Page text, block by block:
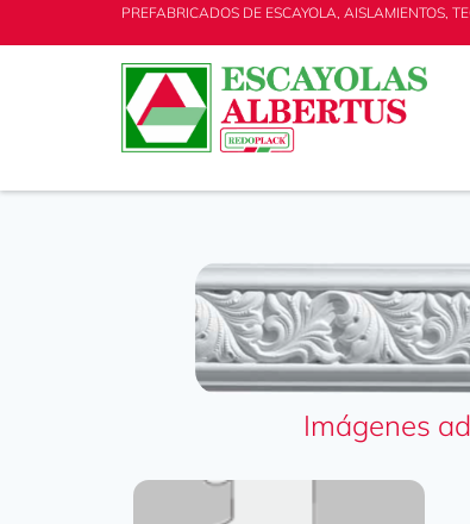
PREFABRICADOS DE ESCAYOLA, AISLAMIENTOS,
Imágenes